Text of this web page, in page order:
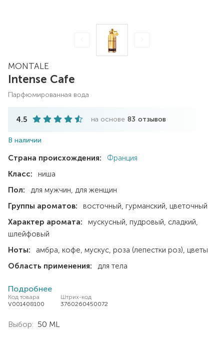
MONTALE
Intense Cafe
парфюмированная вода
4.5 на основе 83 отзывов
В наличии
Страна происхождения:
Франция
Класс:
ниша
Пол:
для мужчин для женщин
Группы ароматов:
восточный гурманский цветочный
Характер аромата:
мускусный пудровый сладкий
шлейфовый
Ноты:
амбра кофе мускус роза (лепестки роз) цветы
Область применения:
для тела
Подробнее
Код товара
V001408100
Штрих-код
3760260450072
Выбор: 50 ML